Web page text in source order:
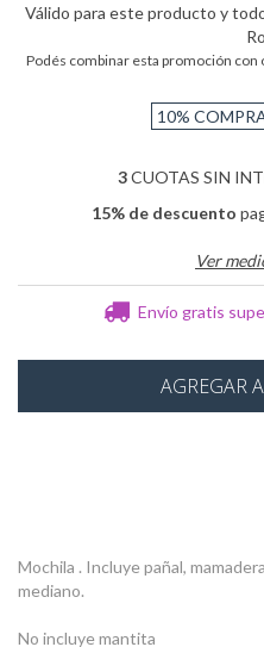
Válido para este producto y
Podés combinar esta promoción con
10%
3CUOTAS SIN
15% de descuento
Ver
Envío gratis
Mochila . Incluye pañal,
mediano.
No incluye mantita